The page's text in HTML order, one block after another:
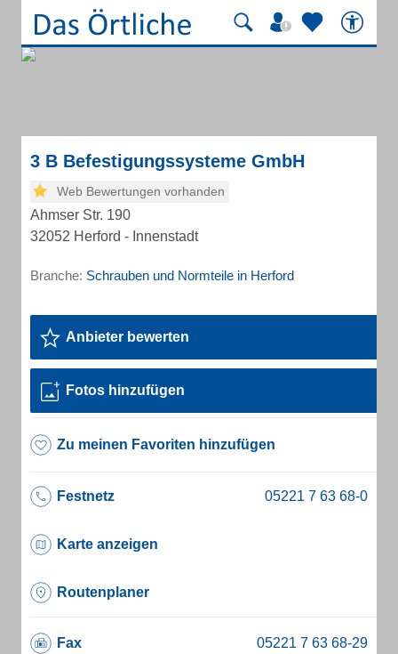
3 B Befestigungssysteme GmbH
Web Bewertungen vorhanden
Ahmser Str. 190
32052 Herford - Innenstadt
Branche: Schrauben und Normteile in Herford
Anbieter bewerten
Fotos hinzufügen
Zu meinen Favoriten hinzufügen
Festnetz
Karte anzeigen
Routenplaner
Fax